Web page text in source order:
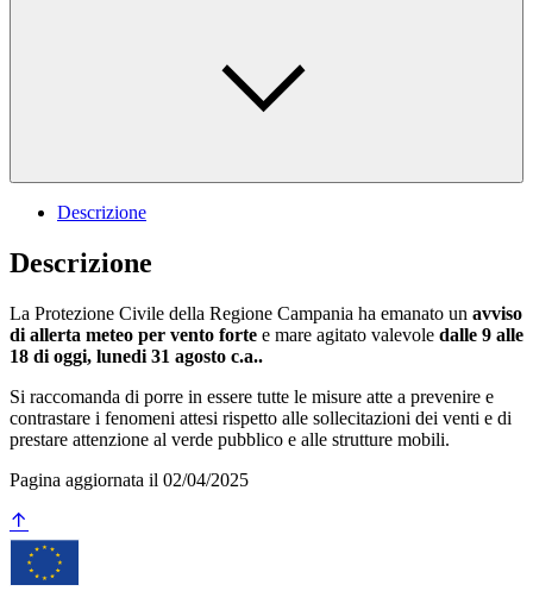
Descrizione
Descrizione
La Protezione Civile della Regione Campania ha emanato un avviso
di allerta meteo per vento forte e mare agitato valevole dalle 9 alle
18 di oggi, lunedi 31 agosto c.a..
Si raccomanda di porre in essere tutte le misure atte a prevenire e
contrastare i fenomeni attesi rispetto alle sollecitazioni dei venti e di
prestare attenzione al verde pubblico e alle strutture mobili.
Pagina aggiornata il 02/04/2025